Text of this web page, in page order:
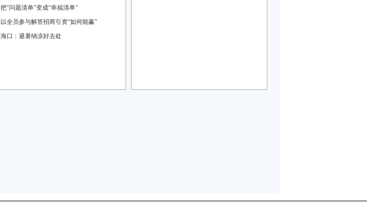
把“问题清单”变成“幸福清单”
以全员参与解答招商引资“如何能赢”
海口：避暑纳凉好去处